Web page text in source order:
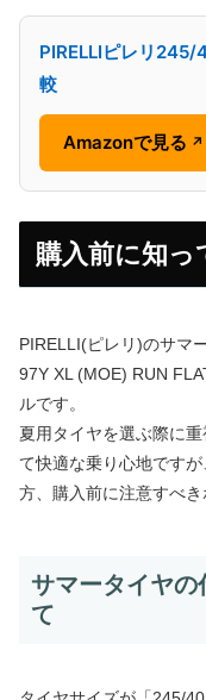
PIRELLIピレリ245/
較
Amazonで見る ↗
購入前に知っ
PIRELLI(ピレリ)のサマ
97Y XL (MOE) RUN
ルです。
夏用タイヤを選ぶ際に
て快適な乗り心地です
方、購入前に注意すべき
サマータイヤの
て